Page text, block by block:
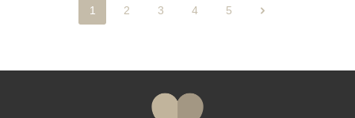
Seite
1
Seite
2
Seite
3
Seite
4
Seite
5